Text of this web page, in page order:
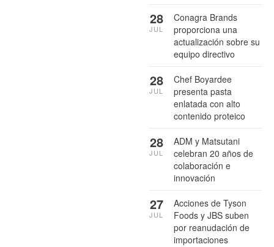
Conagra Brands
proporciona una
actualización sobre su
equipo directivo
28
JUL
Chef Boyardee
presenta pasta
enlatada con alto
contenido proteico
28
JUL
ADM y Matsutani
celebran 20 años de
colaboración e
innovación
28
JUL
Acciones de Tyson
Foods y JBS suben
por reanudación de
importaciones
27
JUL